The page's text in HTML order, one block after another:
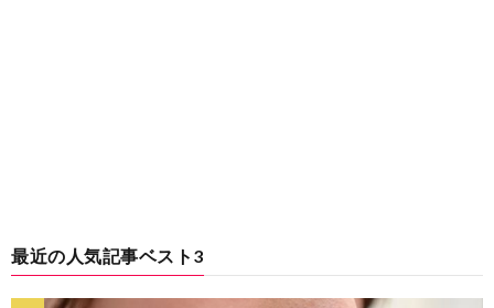
最近の人気記事ベスト3